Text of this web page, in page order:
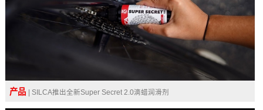
产品 | SILCA推出全新Super Secret 2.0滴蜡润滑剂